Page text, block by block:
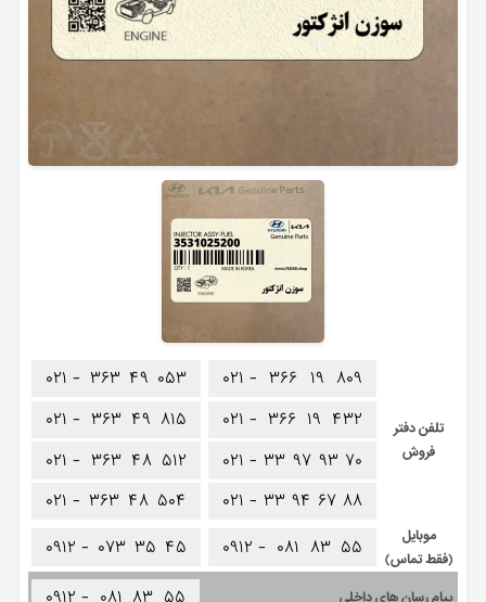
تلفن دفتر
فروش
۰۲۱ - ۳۶۶ ۱۹ ۸۰۹
۰۲۱ - ۳۶۶ ۱۹ ۴۳۲
۰۲۱ - ۳۳ ۹۷ ۹۳ ۷۰
۰۲۱ - ۳۳ ۹۴ ۶۷ ۸۸
۰۲۱ - ۳۶۳ ۴۹ ۰۵۳
۰۲۱ - ۳۶۳ ۴۹ ۸۱۵
۰۲۱ - ۳۶۳ ۴۸ ۵۱۲
۰۲۱ - ۳۶۳ ۴۸ ۵۰۴
موبایل
(فقط تماس)
۰۹۱۲ - ۰۸۱ ۸۳ ۵۵ ۰۹۱۲ - ۰۷۳ ۳۵ ۴۵
پیام رسان های داخلی